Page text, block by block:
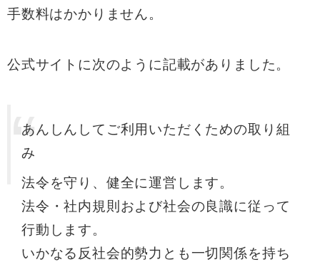
手数料はかかりません。
公式サイトに次のように記載がありました。
あんしんしてご利用いただくための取り組
み
法令を守り、健全に運営します。
法令・社内規則および社会の良識に従って
行動します。
いかなる反社会的勢力とも一切関係を持ち